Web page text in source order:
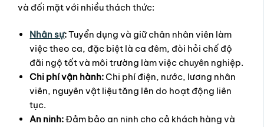
và đối mặt với nhiều thách thức:
Nhân sự:Tuyển dụng và giữ chân nhân viên làm
việc theo ca, đặc biệt là ca đêm, đòi hỏi chế độ
đãi ngộ tốt và môi trường làm việc chuyên nghiệp.
Chi phí vận hành:Chi phí điện, nước, lương nhân
viên, nguyên vật liệu tăng lên do hoạt động liên
tục.
An ninh:Đảm bảo an ninh cho cả khách hàng và